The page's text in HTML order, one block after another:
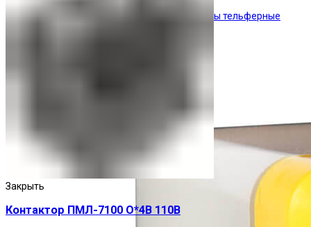
Посты тельферные
Закрыть
Контактор ПМЛ-7100 О*4В 110В